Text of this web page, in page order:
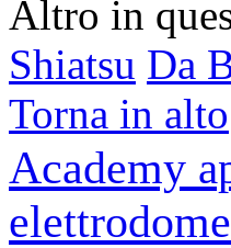
Altro in
Shiatsu Da
Torna in alto
Academy